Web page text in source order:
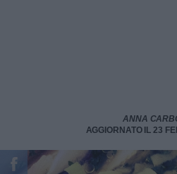
ANNA
AGGIORNATO IL 23